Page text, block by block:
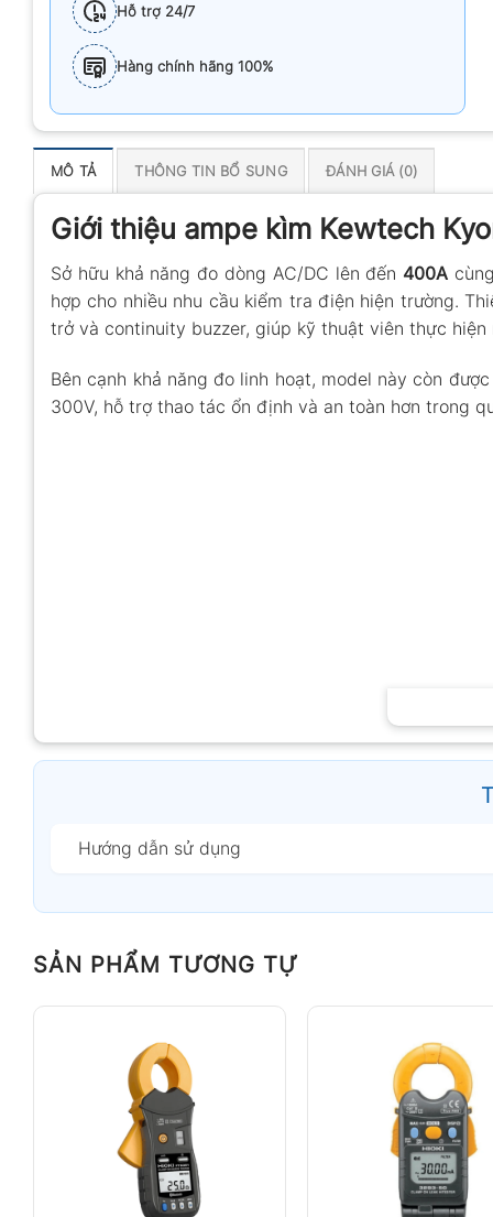
Hỗ trợ 24/7
Hàng chính hãng 100%
MÔ TẢ THÔNG TIN BỔ SUNG ĐÁNH GIÁ (0)
Giới thiệu ampe kìm Kewtech
Sở hữu khả năng đo dòng AC/DC lên đến 400A
hợp cho nhiều nhu cầu kiểm tra điện hiện trường.
trở và continuity buzzer, giúp kỹ thuật viên thực
Bên cạnh khả năng đo linh hoạt, model này còn
300V, hỗ trợ thao tác ổn định và an toàn hơn trong
Tính năng nổi bật
Đo dòng điện AC/DC lên đến 400A phục vụ
Hỗ trợ đo điện áp AC, điện áp DC và điện
Tích hợp chức năng continuity buzzer giúp
Hướng dẫn sử dụng
SẢN PHẨM TƯƠNG TỰ